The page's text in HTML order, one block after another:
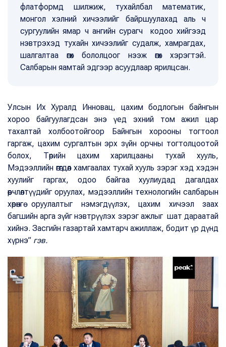
флатформд шилжиж, тухайлбал математик,
монгол хэлний хичээлийг байршуулахад аль ч
сургуулийн ямар ч ангийн сурагч кодоо хийгээд
нэвтрэхэд тухайн хичээлийг судалж, хамрагдах,
шалгалтаа өгөх бололцоог нээж өгөх хэрэгтэй.
Салбарын яамтай эдгээр асуудлаар ярилцсан.
Улсын Их Хуралд Инновац, цахим бодлогын байнгын
хороо байгуулагдсан энэ үед эхний том ажил цар
тахалтай холбоотойгоор Байнгын хорооны тогтоол
гаргаж, цахим сургалтын эрх зүйн орчны тогтолцоотой
болох, Төрийн цахим харилцааны тухай хууль,
Мэдээллийн өгөгдөл хамгаалах тухай хууль зэрэг хэд хэдэн
хуулийг гаргах, одоо байгаа хуулиудад дагалдах
өөрчлөлтүүдийг оруулах, мэдээллийн технологийн салбарын
хөрөнгө оруулалтыг нэмэгдүүлэх, цахим хичээл заах
багшийн арга зүйг нэвтрүүлэх зэрэг ажлыг шат дараатай
хийнэ. Засгийн газартай хамтарч ажиллаж, бодит үр дүнд
хүрнэ” гэв.